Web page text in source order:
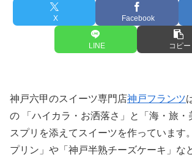
X Facebook
LINE コピー
神戸六甲のスイーツ専門店神戸フランツ
の 「ハイカラ・お洒落さ」と「海・旅・
スプリを添えてスイーツを作っています
プリン」や「神戸半熟チーズケーキ」な